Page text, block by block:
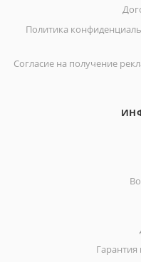
Политика
Согласие на получение
Гарантия